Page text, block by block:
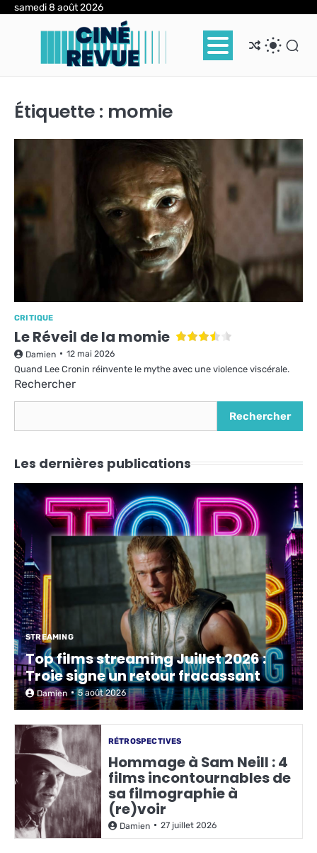
Skipsamedi 8 août 2026
Étiquette : momie
CRITIQUE
Le Réveil de la momie
Damien 12 mai 2026
Quand Lee Cronin réinvente le mythe avec une violence viscérale.
Rechercher
Rechercher
Les dernières publications
STREAMING
Top films streaming Juillet 2026 :
Troie signe un retour fracassant
Damien 5 août 2026
RÉTROSPECTIVES
Hommage à Sam Neill : 4
films incontournables de
sa filmographie à
(re)voir
Damien 27 juillet 2026